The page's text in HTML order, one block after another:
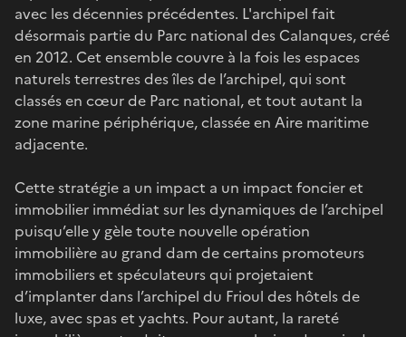
avec les décennies précédentes. L'archipel fait
désormais partie du Parc national des Calanques, créé
en 2012. Cet ensemble couvre à la fois les espaces
naturels terrestres des îles de l’archipel, qui sont
classés en cœur de Parc national, et tout autant la
zone marine périphérique, classée en Aire maritime
adjacente.
Cette stratégie a un impact a un impact foncier et
immobilier immédiat sur les dynamiques de l’archipel
puisqu’elle y gèle toute nouvelle opération
immobilière au grand dam de certains promoteurs
immobiliers et spéculateurs qui projetaient
d’implanter dans l’archipel du Frioul des hôtels de
luxe, avec spas et yachts. Pour autant, la rareté